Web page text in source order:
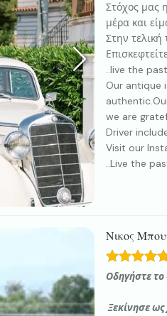
Στόχος μας
μέρα και
Στην τελική
..live the
Our antique
we are
Driver
Visit our
..Live the
Νικος
Οδηγήστε το
Ξεκίνησε